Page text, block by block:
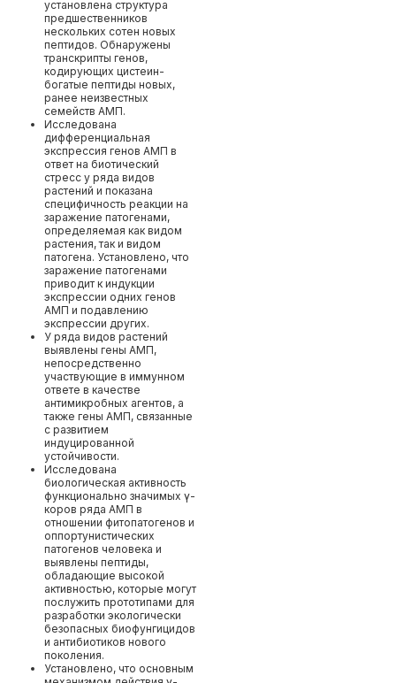
установлена структура
предшественников
нескольких сотен новых
пептидов. Обнаружены
транскрипты генов,
кодирующих цистеин-
богатые пептиды новых,
ранее неизвестных
семейств АМП.
Исследована
дифференциальная
экспрессия генов АМП в
ответ на биотический
стресс у ряда видов
растений и показана
специфичность реакции на
заражение патогенами,
определяемая как видом
растения, так и видом
патогена. Установлено, что
заражение патогенами
приводит к индукции
экспрессии одних генов
АМП и подавлению
экспрессии других.
У ряда видов растений
выявлены гены АМП,
непосредственно
участвующие в иммунном
ответе в качестве
антимикробных агентов, а
также гены АМП, связанные
с развитием
индуцированной
устойчивости.
Исследована
биологическая активность
функционально значимых γ-
коров ряда АМП в
отношении фитопатогенов и
оппортунистических
патогенов человека и
выявлены пептиды,
обладающие высокой
активностью, которые могут
послужить прототипами для
разработки экологически
безопасных биофунгицидов
и антибиотиков нового
поколения.
Установлено, что основным